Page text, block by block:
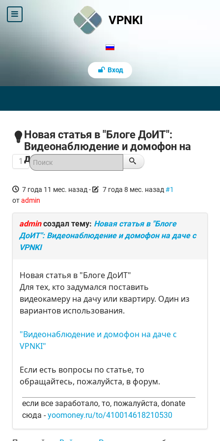
VPNKI
Вход
Новая статья в "Блоге ДоИТ":
Видеонаблюдение и домофон на
даче c VPNKI
1
7 года 11 мес. назад - 7 года 8 мес. назад #1
отadmin
adminсоздал тему: Новая статья в "Блоге
ДоИТ": Видеонаблюдение и домофон на даче c
VPNKI
Новая статья в "Блоге ДоИТ"
Для тех, кто задумался поставить
видеокамеру на дачу или квартиру. Один из
вариантов использования.
"Видеонаблюдение и домофон на даче c
VPNKI"
Если есть вопросы по статье, то
обращайтесь, пожалуйста, в форум.
если все заработало, то, пожалуйста, donate
сюда -yoomoney.ru/to/410014618210530